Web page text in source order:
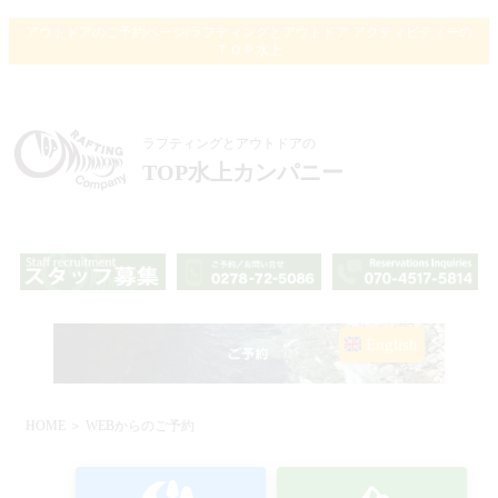
アウトドアのご予約ページ/ラフティングとアウトドア アクティビティーの
ラフティングとアウトドアの
TOP水上カンパニー
English
HOME ＞ WEBからのご予約